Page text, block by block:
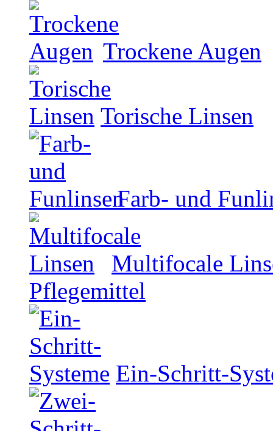
Trockene Augen
Torische Linsen
Farb- und
Multifocale
Pflegemittel
Ein-Schritt-